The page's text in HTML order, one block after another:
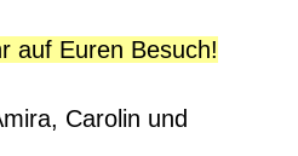
auf Euren Besuch!
Carolin und